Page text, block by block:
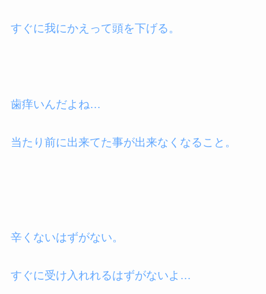
すぐに我にかえって頭を下げる。
歯痒いんだよね…
当たり前に出来てた事が出来なくなること。
辛くないはずがない。
すぐに受け入れれるはずがないよ…